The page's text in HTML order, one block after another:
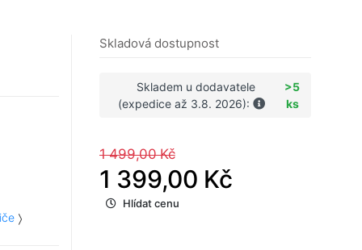
Skladová dostupnost
Skladem u dodavatele
(expedice až 3.8. 2026):
>5
ks
1 499,00 Kč
1 399,00 Kč
Hlídat cenu